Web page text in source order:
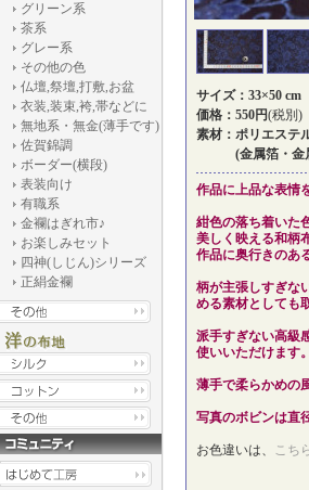
グリーン系
茶系
グレー系
その他の色
仏壇,祭壇,打敷,お盆
衣装,装束,袴,帯などに
無地系・無金(薄手です)
佐賀錦調
ボーダー(横段)
表装向け
有職系
金襴はぎれ市♪
お楽しみセット
四神(しじん)シリーズ
正絹金襴
サイズ：33×50 cm
価格：550円(税別)
素材：ポリエステ
(金属箔・金属
作品に上品な表情
紺色の落ち着いた
美しく映える和柄
作品に奥行きのあ
柄が主張しすぎな
める素材としても
派手すぎない高級
使いいただけます。
薄手で柔らかめの
写真のボビンは直
お色違いは、 こち